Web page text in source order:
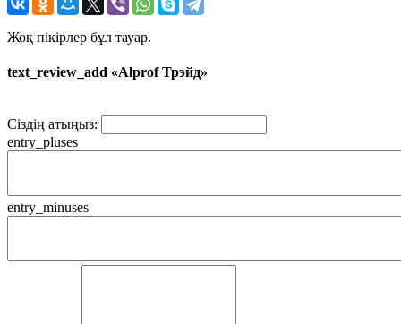
Жоқ пікірлер бұл тауар.
text_review_add «Alprof Трэйд»
Сіздің атыңыз:
entry_pluses
entry_minuses